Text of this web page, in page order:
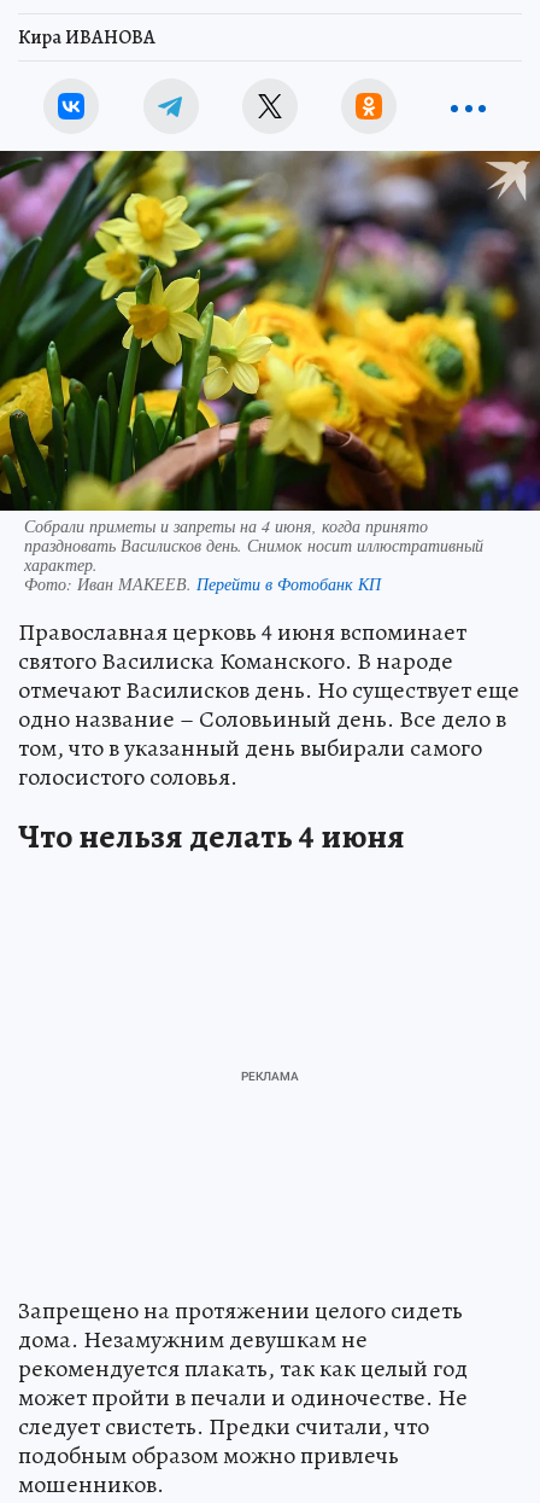
Кира ИВАНОВА
Собрали приметы и запреты на 4 июня, когда принято
праздновать Василисков день. Снимок носит иллюстративный
характер.
Фото: Иван МАКЕЕВ. Перейти в Фотобанк КП
Православная церковь 4 июня вспоминает
святого Василиска Команского. В народе
отмечают Василисков день. Но существует еще
одно название – Соловьиный день. Все дело в
том, что в указанный день выбирали самого
голосистого соловья.
Что нельзя делать 4 июня
Запрещено на протяжении целого сидеть
дома. Незамужним девушкам не
рекомендуется плакать, так как целый год
может пройти в печали и одиночестве. Не
следует свистеть. Предки считали, что
подобным образом можно привлечь
мошенников.